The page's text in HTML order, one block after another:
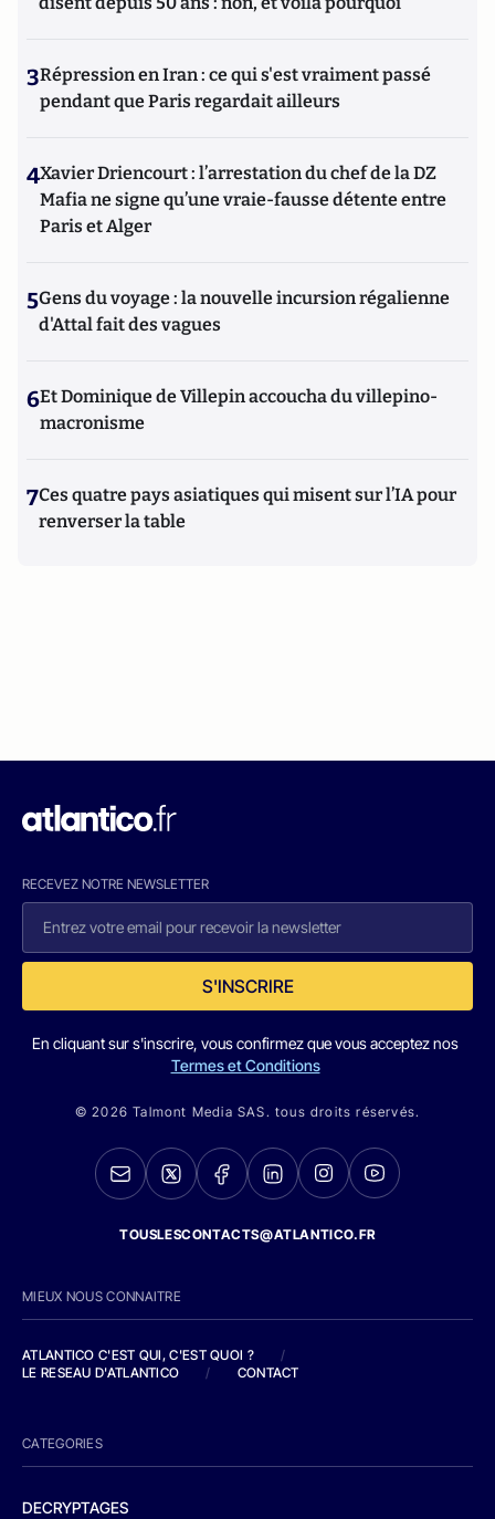
3Répression en Iran : ce qui s'est vraiment passé
pendant que Paris regardait ailleurs
4Xavier Driencourt : l’arrestation du chef de la DZ
Mafia ne signe qu’une vraie-fausse détente entre
Paris et Alger
5Gens du voyage : la nouvelle incursion régalienne
d'Attal fait des vagues
6Et Dominique de Villepin accoucha du villepino-
macronisme
7Ces quatre pays asiatiques qui misent sur l’IA pour
renverser la table
RECEVEZ NOTRE NEWSLETTER
S'INSCRIRE
En cliquant sur s'inscrire, vous confirmez que vous acceptez nos
Termes et Conditions
© 2026 Talmont Media SAS. tous droits réservés.
TOUSLESCONTACTS@ATLANTICO.FR
MIEUX NOUS CONNAITRE
ATLANTICO C'EST QUI, C'EST QUOI ?
/
LE RESEAU D'ATLANTICO
/ CONTACT
CATEGORIES
DECRYPTAGES